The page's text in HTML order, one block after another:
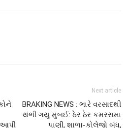
Next article
BRAKING NEWS : ભારે વરસાદથી
થંભી ગયું મુંબઈ: ઠેર ઠેર કમરસમા
પાણી, શાળા-કોલેજો બંધ,